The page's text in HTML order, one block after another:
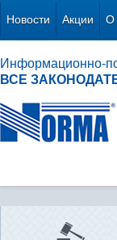
Новости Акции О
Информационно-
ВСЕ